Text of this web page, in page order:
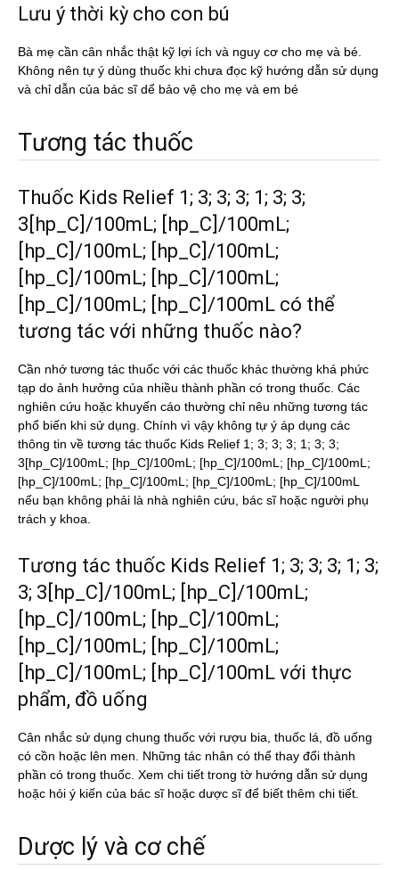
Lưu ý thời kỳ cho con bú
Bà mẹ cần cân nhắc thật kỹ lợi ích và nguy cơ cho mẹ và bé.
Không nên tự ý dùng thuốc khi chưa đọc kỹ hướng dẫn sử dụng
và chỉ dẫn của bác sĩ dể bảo vệ cho mẹ và em bé
Tương tác thuốc
Thuốc Kids Relief 1; 3; 3; 3; 1; 3; 3;
3[hp_C]/100mL; [hp_C]/100mL;
[hp_C]/100mL; [hp_C]/100mL;
[hp_C]/100mL; [hp_C]/100mL;
[hp_C]/100mL; [hp_C]/100mL có thể
tương tác với những thuốc nào?
Cần nhớ tương tác thuốc với các thuốc khác thường khá phức
tạp do ảnh hưởng của nhiều thành phần có trong thuốc. Các
nghiên cứu hoặc khuyến cáo thường chỉ nêu những tương tác
phổ biến khi sử dụng. Chính vì vậy không tự ý áp dụng các
thông tin về tương tác thuốc Kids Relief 1; 3; 3; 3; 1; 3; 3;
3[hp_C]/100mL; [hp_C]/100mL; [hp_C]/100mL; [hp_C]/100mL;
[hp_C]/100mL; [hp_C]/100mL; [hp_C]/100mL; [hp_C]/100mL
nếu bạn không phải là nhà nghiên cứu, bác sĩ hoặc người phụ
trách y khoa.
Tương tác thuốc Kids Relief 1; 3; 3; 3; 1; 3;
3; 3[hp_C]/100mL; [hp_C]/100mL;
[hp_C]/100mL; [hp_C]/100mL;
[hp_C]/100mL; [hp_C]/100mL;
[hp_C]/100mL; [hp_C]/100mL với thực
phẩm, đồ uống
Cân nhắc sử dụng chung thuốc với rượu bia, thuốc lá, đồ uống
có cồn hoặc lên men. Những tác nhân có thể thay đổi thành
phần có trong thuốc. Xem chi tiết trong tờ hướng dẫn sử dụng
hoặc hỏi ý kiến của bác sĩ hoặc dược sĩ để biết thêm chi tiết.
Dược lý và cơ chế